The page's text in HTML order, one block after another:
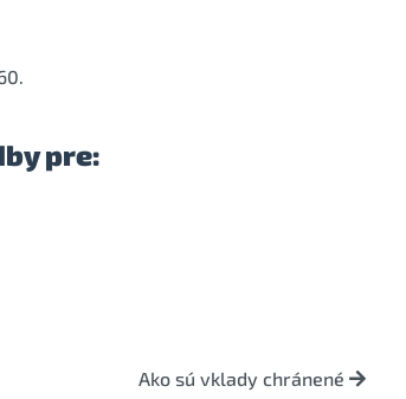
pre:
Ako sú vklady chránené